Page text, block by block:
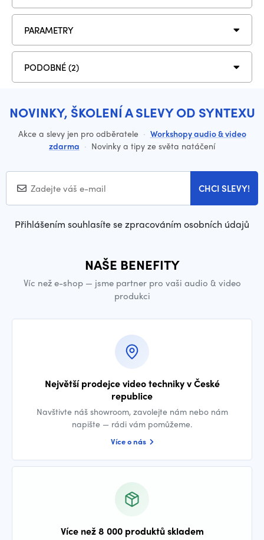
PARAMETRY
PODOBNÉ (2)
NOVINKY, ŠKOLENÍ A SLEVY OD SYNTEXU
Akce a slevy jen pro odběratele · Workshopy audio & video
zdarma · Novinky a tipy ze světa natáčení
CHCI SLEVY!
Přihlášením souhlasíte se zpracováním osobních údajů
NAŠE BENEFITY
Víc než e-shop — jsme partner pro vaši audio & video
produkci
Největší prodejce video techniky v České
republice
Navštivte náš showroom, zavolejte nám nebo nám
napište — rádi vám pomůžeme.
Více o nás
Více než 8 000 produktů skladem